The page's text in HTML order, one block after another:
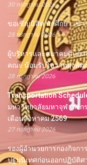
30 กรกฎาคม 2026
ขอเชิญนิสิต นักศึกษา เข้า
28 กรกฎาคม 2026
ผู้บริหารและสมาคมศิษย์เ
คณะ น้อมรับโอวาทมุ่งพั
28 กรกฎาคม 2026
Transportation
มหาวิทยาลัยมหาจุฬาลง
เดือนสิงหาคม 2569
27 กรกฎาคม 2026
รองผู้อำนวยการกองกิจก
ปฐมนิเทศก่อนออกปฏิบัติ